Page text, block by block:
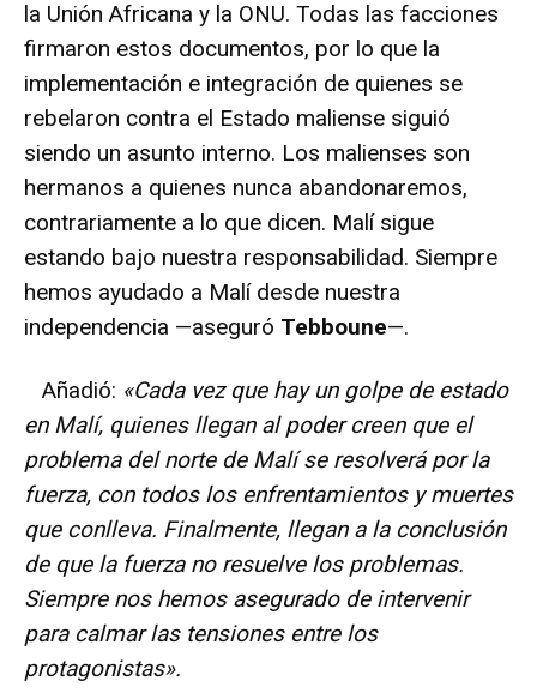
la Unión Africana y la ONU. Todas las facciones
firmaron estos documentos, por lo que la
implementación e integración de quienes se
rebelaron contra el Estado maliense siguió
siendo un asunto interno. Los malienses son
hermanos a quienes nunca abandonaremos,
contrariamente a lo que dicen. Malí sigue
estando bajo nuestra responsabilidad. Siempre
hemos ayudado a Malí desde nuestra
independencia —aseguró Tebboune—.
Añadió: «Cada vez que hay un golpe de estado
en Malí, quienes llegan al poder creen que el
problema del norte de Malí se resolverá por la
fuerza, con todos los enfrentamientos y muertes
que conlleva. Finalmente, llegan a la conclusión
de que la fuerza no resuelve los problemas.
Siempre nos hemos asegurado de intervenir
para calmar las tensiones entre los
protagonistas».